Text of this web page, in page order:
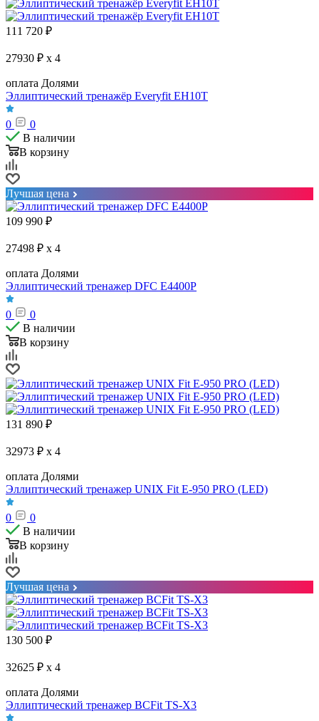
111 720 ₽
27930 ₽ x 4
оплата Долями
Эллиптический тренажёр Everyfit EH10T
0
0
В наличии
В корзину
Лучшая цена
109 990 ₽
27498 ₽ x 4
оплата Долями
Эллиптический тренажер DFC E4400P
0
0
В наличии
В корзину
131 890 ₽
32973 ₽ x 4
оплата Долями
Эллиптический тренажер UNIX Fit E-950 PRO (LED)
0
0
В наличии
В корзину
Лучшая цена
130 500 ₽
32625 ₽ x 4
оплата Долями
Эллиптический тренажер BCFit TS-X3